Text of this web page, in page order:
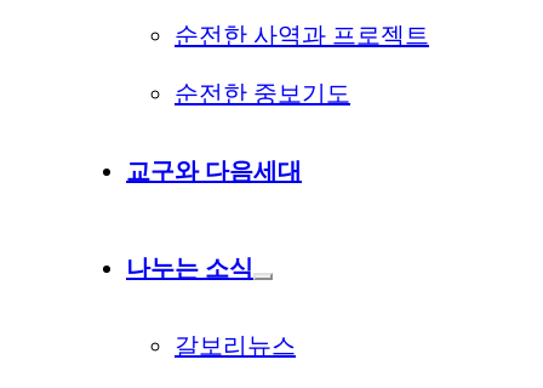
순전한 사역과 프로젝트
순전한 중보기도
교구와 다음세대
나누는 소식
갈보리뉴스